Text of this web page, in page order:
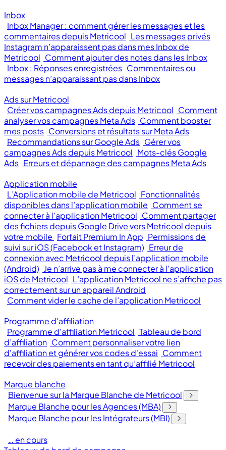
Inbox
Inbox Manager : comment gérer les messages et les
commentaires depuis Metricool Les messages privés
Instagram n’apparaissent pas dans mes Inbox de
Metricool Comment ajouter des notes dans les Inbox
Inbox : Réponses enregistrées Commentaires ou
messages n’apparaissant pas dans Inbox
Ads sur Metricool
Créer vos campagnes Ads depuis Metricool Comment
analyser vos campagnes Meta Ads Comment booster
mes posts Conversions et résultats sur Meta Ads
Recommandations sur Google Ads Gérer vos
campagnes Ads depuis Metricool Mots-clés Google
Ads Erreurs et dépannage des campagnes Meta Ads
Application mobile
L’Application mobile de Metricool Fonctionnalités
disponibles dans l’application mobile Comment se
connecter à l’application Metricool Comment partager
des fichiers depuis Google Drive vers Metricool depuis
votre mobile Forfait Premium In App Permissions de
suivi sur iOS (Facebook et Instagram) Erreur de
connexion avec Metricool depuis l’application mobile
(Android) Je n’arrive pas à me connecter à l’application
iOS de Metricool L’application Metricool ne s’affiche pas
correctement sur un appareil Android
Comment vider le cache de l’application Metricool
Programme d'affiliation
Programme d’affiliation Metricool Tableau de bord
d’affiliation Comment personnaliser votre lien
d'affiliation et générer vos codes d'essai Comment
recevoir des paiements en tant qu’affilié Metricool
Marque blanche
Bienvenue sur la Marque Blanche de Metricool
Marque Blanche pour les Agences (MBA)
Marque Blanche pour les Intégrateurs (MBI)
… en cours